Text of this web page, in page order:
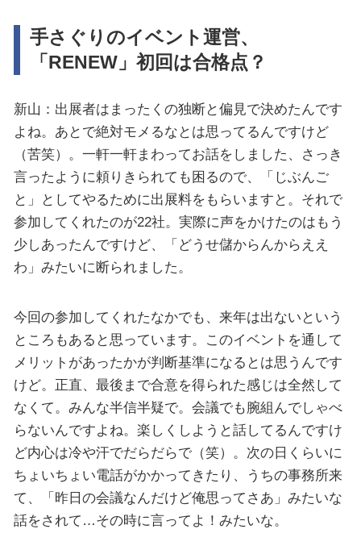
手さぐりのイベント運営、
「RENEW」初回は合格点？
新山：出展者はまったくの独断と偏見で決めたんです
よね。あとで絶対モメるなとは思ってるんですけど
（苦笑）。一軒一軒まわってお話をしました、さっき
言ったように頼りきられても困るので、「じぶんご
と」としてやるために出展料をもらいますと。それで
参加してくれたのが22社。実際に声をかけたのはもう
少しあったんですけど、「どうせ儲からんからええ
わ」みたいに断られました。
今回の参加してくれたなかでも、来年は出ないという
ところもあると思っています。このイベントを通して
メリットがあったかが判断基準になるとは思うんです
けど。正直、最後まで合意を得られた感じは全然して
なくて。みんな半信半疑で。会議でも腕組んでしゃべ
らないんですよね。楽しくしようと話してるんですけ
ど内心は冷や汗でだらだらで（笑）。次の日くらいに
ちょいちょい電話がかかってきたり、うちの事務所来
て、「昨日の会議なんだけど俺思ってさあ」みたいな
話をされて…その時に言ってよ！みたいな。